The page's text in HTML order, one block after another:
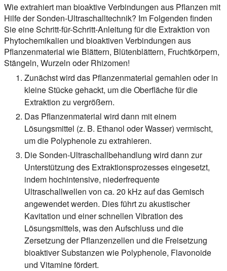
Wie extrahiert man bioaktive Verbindungen aus Pflanzen mit
Hilfe der Sonden-Ultraschalltechnik? Im Folgenden finden
Sie eine Schritt-für-Schritt-Anleitung für die Extraktion von
Phytochemikalien und bioaktiven Verbindungen aus
Pflanzenmaterial wie Blättern, Blütenblättern, Fruchtkörpern,
Stängeln, Wurzeln oder Rhizomen!
Zunächst wird das Pflanzenmaterial gemahlen oder in
kleine Stücke gehackt, um die Oberfläche für die
Extraktion zu vergrößern.
Das Pflanzenmaterial wird dann mit einem
Lösungsmittel (z. B. Ethanol oder Wasser) vermischt,
um die Polyphenole zu extrahieren.
Die Sonden-Ultraschallbehandlung wird dann zur
Unterstützung des Extraktionsprozesses eingesetzt,
indem hochintensive, niederfrequente
Ultraschallwellen von ca. 20 kHz auf das Gemisch
angewendet werden. Dies führt zu akustischer
Kavitation und einer schnellen Vibration des
Lösungsmittels, was den Aufschluss und die
Zersetzung der Pflanzenzellen und die Freisetzung
bioaktiver Substanzen wie Polyphenole, Flavonoide
und Vitamine fördert.